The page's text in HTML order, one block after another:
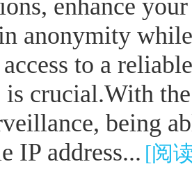
enhance
anonymity
to a
is crucial.With
being
IP address... [阅